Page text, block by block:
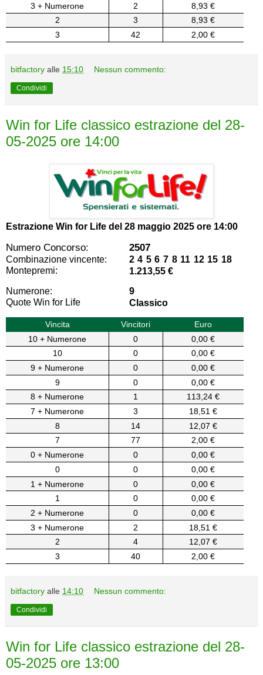
3 + Numerone
2
8,93 €
2
3
8,93 €
3
42 2,00 €
bitfactory alle 15:10 Nessun commento:
Condividi
Win for Life classico estrazione del 28-
05-2025 ore 14:00
Estrazione Win for Life del 28 maggio 2025 ore 14:00
Numero Concorso: 2507
Combinazione vincente:
2 4 5 6 7 8 11 12 15 18
Montepremi:
1.213,55 €
Numerone:
9
Quote Win for Life
Classico
Vincita Vincitori
Euro
10 + Numerone
0
0,00 €
10
0
0,00 €
9 + Numerone
0
0,00 €
9
0
0,00 €
8 + Numerone
1
113,24 €
7 + Numerone
3
18,51 €
8
14
12,07 €
7
77
2,00 €
0 + Numerone
0
0,00 €
0
0
0,00 €
1 + Numerone
0
0,00 €
1
0
0,00 €
2 + Numerone
0
0,00 €
3 + Numerone
2
18,51 €
2
4
12,07 €
3
40 2,00 €
bitfactory alle 14:10 Nessun commento:
Condividi
Win for Life classico estrazione del 28-
05-2025 ore 13:00